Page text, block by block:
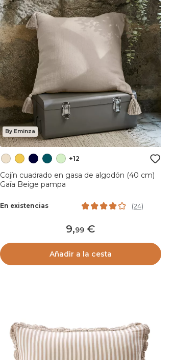
By Eminza
+12
Cojín cuadrado en gasa de algodón (40 cm)
Gaïa Beige pampa
En existencias (24)
9,99
Añadir a la cesta